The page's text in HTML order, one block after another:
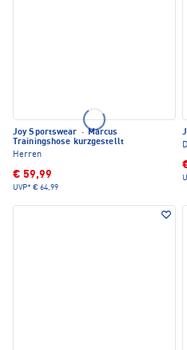
Joy Sportswear · Marcus
Trainingshose kurzgestellt
Herren
€ 59,99
UVP* € 64,99